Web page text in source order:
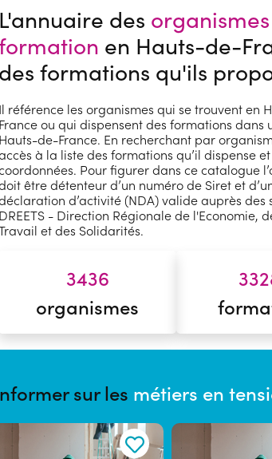
L'annuaire des
en Hauts-de-
des formations qu'ils
Il référence les organismes qui se trouvent en
France ou qui dispensent des formations dans
Hauts-de-France. En recherchant par
à la liste des formations qu’il dispense et
Pour figurer dans ce catalogue
être détenteur d’un numéro de Siret et
d’activité (NDA) valide auprès des
DREETS - Direction Régionale de l'Economie,
et des Solidarités.
3436
organismes
sur les métiers en